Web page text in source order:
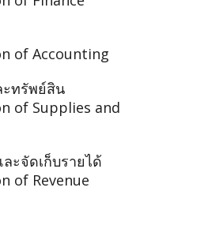
of Accounting
ทรัพย์สิน
of Supplies and
ละจัดเก็บรายได้
of Revenue